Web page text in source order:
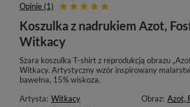
Opinie (1)
Koszulka z nadrukiem Azot,
Witkacy
Szara koszulka T-shirt z reprodukcją obrazu
Witkacy. Artystyczny wzór inspirowany
bawełna, 15% wiskoza.
Artysta: Witkacy Obraz: Azot,